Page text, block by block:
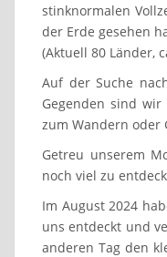
stinknormalen
der Erde gesehen
(Aktuell 80 Länder,
Auf der Suche
Gegenden sind
zum Wandern oder
Getreu unserem
noch viel zu
Im August 2024
uns entdeckt und
anderen Tag den